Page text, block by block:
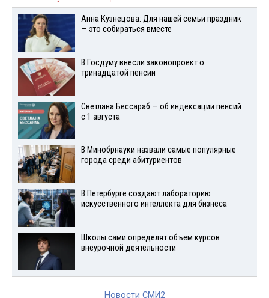
Анна Кузнецова: Для нашей семьи праздник
— это собираться вместе
В Госдуму внесли законопроект о
тринадцатой пенсии
Светлана Бессараб — об индексации пенсий
с 1 августа
В Минобрнауки назвали самые популярные
города среди абитуриентов
В Петербурге создают лабораторию
искусственного интеллекта для бизнеса
Школы сами определят объем курсов
внеурочной деятельности
Новости СМИ2